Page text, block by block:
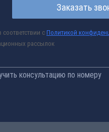
Заказать
сПолитикой
рассылок
консультацию по номеру